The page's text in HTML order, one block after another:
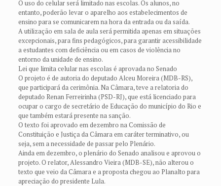
O uso do celular será limitado nas escolas. Os alunos, no
entanto, poderão levar o aparelho aos estabelecimentos de
ensino para se comunicarem na hora da entrada ou da saída.
A utilização em sala de aula será permitida apenas em situações
excepcionais, para fins pedagógicos, para garantir acessibilidade
a estudantes com deficiência ou em casos de violência no
entorno da unidade de ensino.
Lei que limita celular nas escolas é aprovada no Senado
O projeto é de autoria do deputado Alceu Moreira (MDB-RS),
que participará da cerimônia. Na Câmara, teve a relatoria do
deputado Renan Ferreirinha (PSD-RJ), que está licenciado para
ocupar o cargo de secretário de Educação do município do Rio e
que também estará presente na sanção.
O texto foi aprovado em dezembro na Comissão de
Constituição e Justiça da Câmara em caráter terminativo, ou
seja, sem a necessidade de passar pelo Plenário.
Ainda em dezembro, o plenário do Senado analisou e aprovou o
projeto. O relator, Alessandro Vieira (MDB-SE), não alterou o
texto que veio da Câmara e a proposta chegou ao Planalto para
apreciação do presidente Lula.